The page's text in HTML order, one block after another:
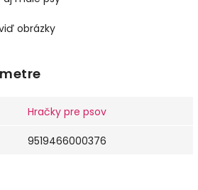
obrázky
Hračky pre psov
9519466000376